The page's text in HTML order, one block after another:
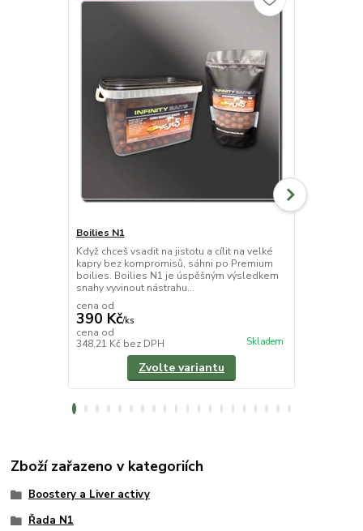
Boilies N1
Když chceš vsadit na jistotu a cílit na velké
kapry bez kompromisů, sáhni po Premium
boilies. Boilies N1 je úspěšným výsledkem
snahy vyvinout nástrahu...
cena od
390 Kč/ks
cena od
348,21 Kč bez DPH Skladem
Zvolte variantu
Zboží zařazeno v kategoriích
Boostery a Liver activy
Řada N1